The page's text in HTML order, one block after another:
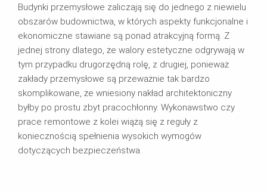
Budynki przemysłowe zaliczają się do jednego z niewielu
obszarów budownictwa, w których aspekty funkcjonalne i
ekonomiczne stawiane są ponad atrakcyjną formą. Z
jednej strony dlatego, że walory estetyczne odgrywają w
tym przypadku drugorzędną rolę, z drugiej, ponieważ
zakłady przemysłowe są przeważnie tak bardzo
skomplikowane, że wniesiony nakład architektoniczny
byłby po prostu zbyt pracochłonny. Wykonawstwo czy
prace remontowe z kolei wiążą się z reguły z
koniecznością spełnienia wysokich wymogów
dotyczących bezpieczeństwa.